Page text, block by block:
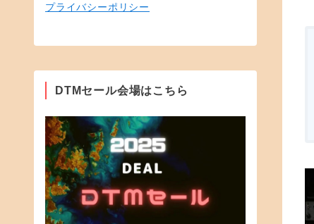
プライバシーポリシー
DTMセール会場はこちら